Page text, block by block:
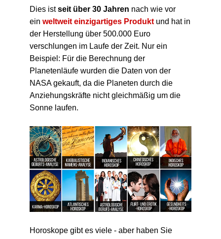
Dies istseit über 30 Jahren nach wie vor
ein weltweit einzigartiges Produkt und hat in
der Herstellung über 500.000 Euro
verschlungen im Laufe der Zeit. Nur ein
Beispiel: Für die Berechnung der
Planetenläufe wurden die Daten von der
NASA gekauft, da die Planeten durch die
Anziehungskräfte nicht gleichmäßig um die
Sonne laufen.
Horoskope gibt es viele - aber haben Sie